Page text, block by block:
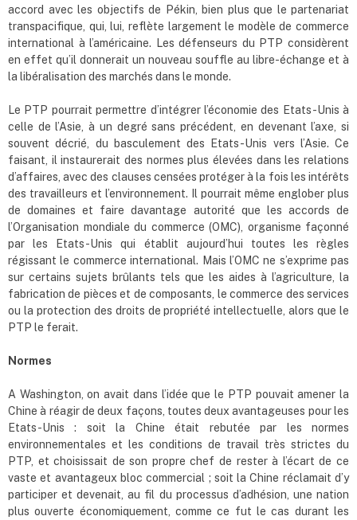
accord avec les objectifs de Pékin, bien plus que le partenariat
transpacifique, qui, lui, reflète largement le modèle de commerce
international à l’américaine. Les défenseurs du PTP considèrent
en effet qu’il donnerait un nouveau souffle au libre-échange et à
la libéralisation des marchés dans le monde.
Le PTP pourrait permettre d’intégrer l’économie des Etats-Unis à
celle de l’Asie, à un degré sans précédent, en devenant l’axe, si
souvent décrié, du basculement des Etats-Unis vers l’Asie. Ce
faisant, il instaurerait des normes plus élevées dans les relations
d’affaires, avec des clauses censées protéger à la fois les intérêts
des travailleurs et l’environnement. Il pourrait même englober plus
de domaines et faire davantage autorité que les accords de
l’Organisation mondiale du commerce (OMC), organisme façonné
par les Etats-Unis qui établit aujourd’hui toutes les règles
régissant le commerce international. Mais l’OMC ne s’exprime pas
sur certains sujets brûlants tels que les aides à l’agriculture, la
fabrication de pièces et de composants, le commerce des services
ou la protection des droits de propriété intellectuelle, alors que le
PTP le ferait.
Normes
A Washington, on avait dans l’idée que le PTP pouvait amener la
Chine à réagir de deux façons, toutes deux avantageuses pour les
Etats-Unis : soit la Chine était rebutée par les normes
environnementales et les conditions de travail très strictes du
PTP, et choisissait de son propre chef de rester à l’écart de ce
vaste et avantageux bloc commercial ; soit la Chine réclamait d’y
participer et devenait, au fil du processus d’adhésion, une nation
plus ouverte économiquement, comme ce fut le cas durant les